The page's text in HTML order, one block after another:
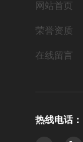
网站首页
荣誉资质
在线留言
热线电话：